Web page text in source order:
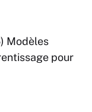
Modèles
pour